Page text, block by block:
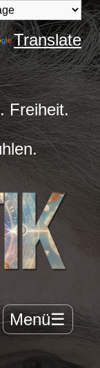
Translate
Freiheit.
Menü☰